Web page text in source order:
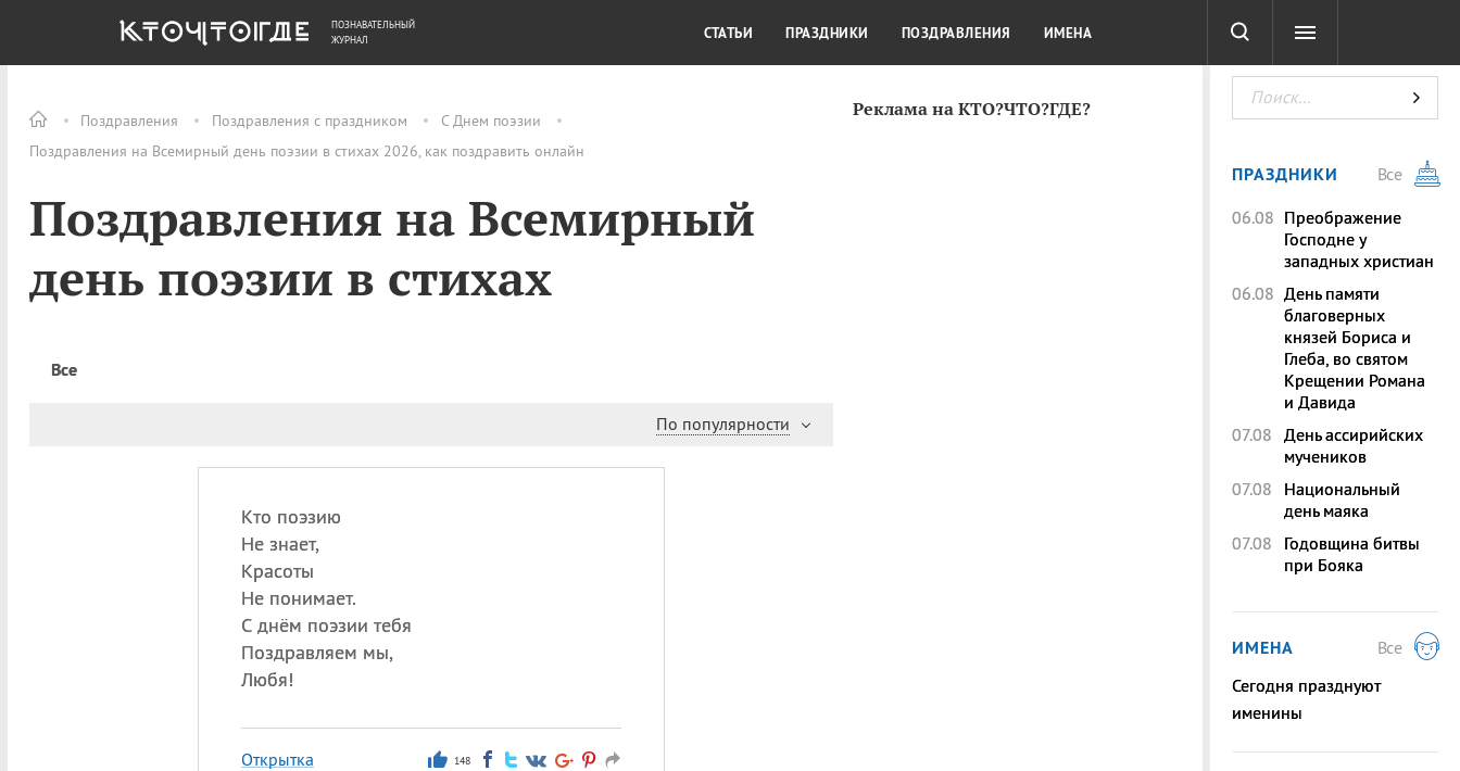
Поздравления Поздравления с праздником
С Днем поэзии
Поздравления на Всемирный день поэзии в стихах 2026, как поздравить онлайн
Поздравления на Всемирный
день поэзии в стихах
Все
По популярности
Кто поэзию
Не знает,
Красоты
Не понимает.
С днём поэзии тебя
Поздравляем мы,
Любя!
Открытка 148
Реклама на КТО?ЧТО?ГДЕ?
ОБЩЕСТВО ДЕНЬГИ КУЛЬТУРА КРАСОТА ТЕСТЫ
ПОЗНАВАТЕЛЬНЫЙ
ЖУРНАЛ
СТАТЬИ ПРАЗДНИКИ ПОЗДРАВЛЕНИЯ ИМЕНА
ПРАЗДНИКИ
Все
06.08 Преображение
Господне у
западных христиан
06.08 День памяти
благоверных
князей Бориса и
Глеба, во святом
Крещении Романа
и Давида
07.08 День ассирийских
мучеников
07.08
Национальный
день маяка
07.08
Годовщина битвы
при Бояка
ИМЕНА
Все
Сегодня празднуют
именины